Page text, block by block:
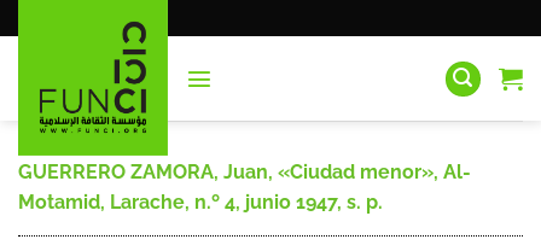
al
GUERRERO ZAMORA, Juan, «Ciudad menor», Al-
Motamid, Larache, n.º 4, junio 1947, s. p.